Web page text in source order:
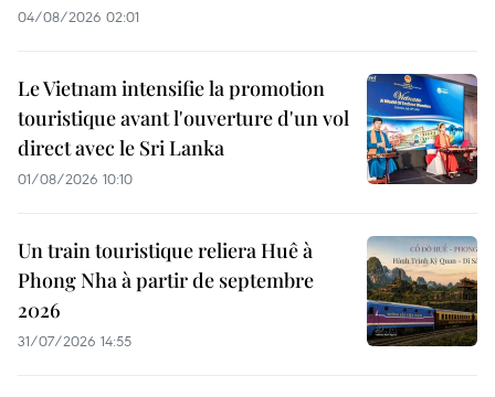
04/08/2026 02:01
Le Vietnam intensifie la promotion
touristique avant l'ouverture d'un vol
direct avec le Sri Lanka
01/08/2026 10:10
Un train touristique reliera Huê à
Phong Nha à partir de septembre
2026
31/07/2026 14:55